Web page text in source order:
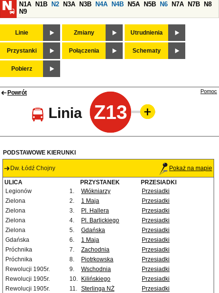
N1A
N1B N2 N3A N3B N4A N4B N5A N5B N6 N7A N7B
N8
N9
Linie Zmiany Utrudnienia
Przystanki Połączenia Schematy
Pobierz
Powrót
Linia Z13
Pomoc
PODSTAWOWE KIERUNKI
Dw. Łódź Chojny Pokaż na mapie
ULICA PRZYSTANEK
PRZESIADKI
Legionów
1. Włókniarzy
Przesiadki
Zielona
2. 1 Maja
Przesiadki
Zielona
3. Pl. Hallera
Przesiadki
Zielona
4. Pl. Barlickiego
Przesiadki
Zielona
5. Gdańska
Przesiadki
Gdańska
6. 1 Maja
Przesiadki
Próchnika
7. Zachodnia
Przesiadki
Próchnika
8. Piotrkowska
Przesiadki
Rewolucji 1905r.
9. Wschodnia
Przesiadki
Rewolucji 1905r.
10. Kilińskiego
Przesiadki
Rewolucji 1905r.
11. Sterlinga NŻ
Przesiadki